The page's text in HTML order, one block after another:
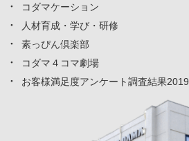
コダマケーション
人材育成・学び・研修
素っぴん倶楽部
コダマ４コマ劇場
お客様満足度アンケート調査結果2019